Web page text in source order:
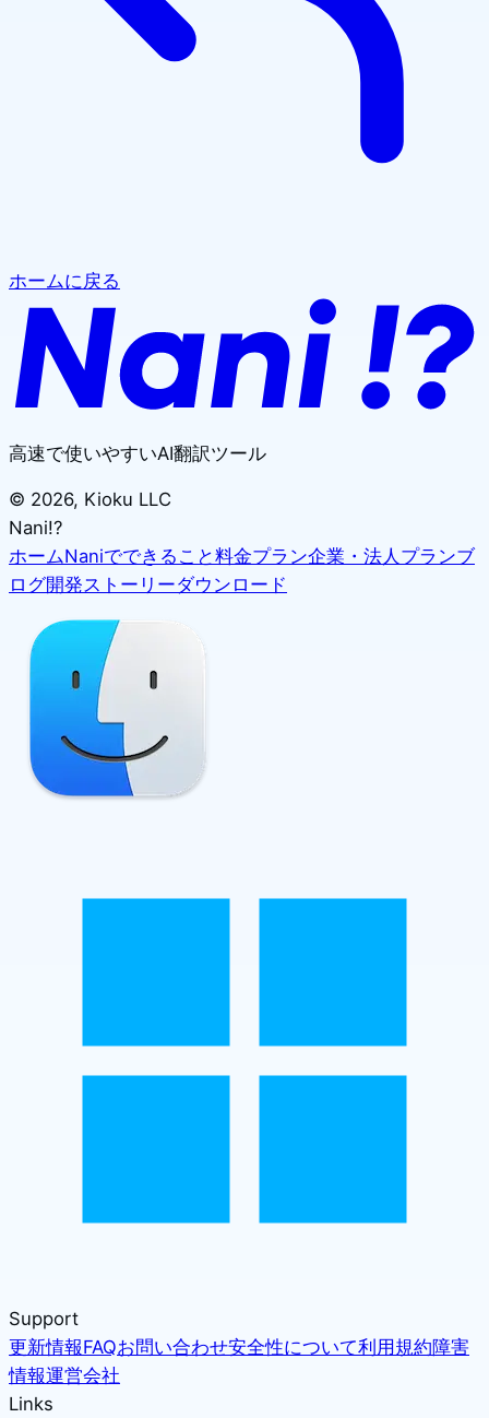
ホームに戻る
高速で使いやすいAI翻訳ツール
© 2026, Kioku LLC
Nani!?
ホームNaniでできること料金プラン企業・法人プランブ
ログ開発ストーリーダウンロード
Support
更新情報FAQお問い合わせ安全性について利用規約障害
情報運営会社
Links